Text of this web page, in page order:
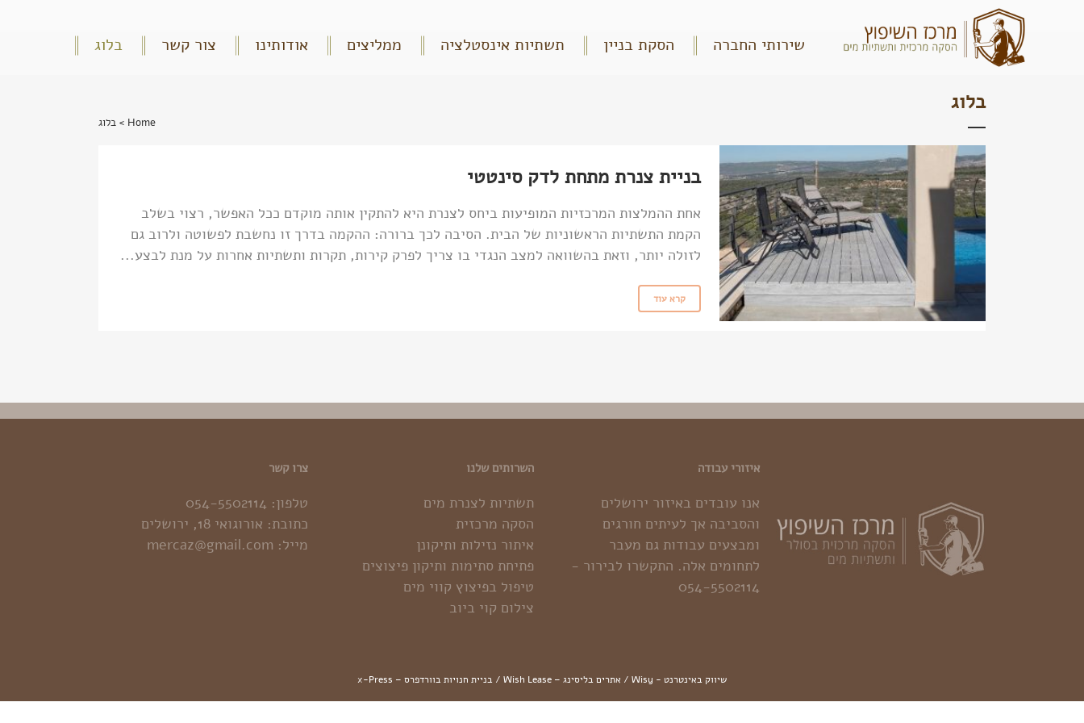
שירותי החברה הסקת בניין תשתיות אינסטלציה ממליצים אודותינו צור קשר בלוג
בלוג
Home
> בלוג
בניית צנרת מתחת לדק סינטטי
אחת ההמלצות המרכזיות המופיעות ביחס לצנרת היא להתקין אותה מוקדם ככל האפשר, רצוי בשלב
הקמת התשתיות הראשוניות של הבית. הסיבה לכך ברורה: ההקמה בדרך זו נחשבת לפשוטה ולרוב גם
לזולה יותר, וזאת בהשוואה למצב הנגדי בו צריך לפרק קירות, תקרות ותשתיות אחרות על מנת לבצע...
קרא עוד
איזורי עבודה
אנו עובדים באיזור ירושלים
והסביבה אך לעיתים חורגים
ומבצעים עבודות גם מעבר
לתחומים אלה. התקשרו לבירור -
054-5502114
השרותים שלנו
תשתיות לצנרת מים
הסקה מרכזית
איתור נזילות ותיקונן
פתיחת סתימות ותיקון פיצוצים
טיפול בפיצוץ קווי מים
צילום קוי ביוב
צרו קשר
טלפון: 054-5502114
כתובת: אורוגואי 18, ירושלים
מייל: mercaz@gmail.com
שיווק באינטרנט - Wisy / אתרים בליסינג – Wish Lease / בניית חנויות בוורדפרס – x-Press